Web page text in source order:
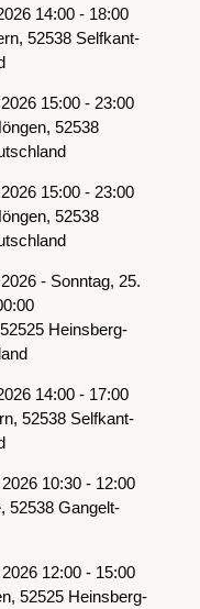
14:00 - 18:00
52538 Selfkant-
15:00 - 23:00
52538
15:00 - 23:00
52538
- Sonntag, 25.
Heinsberg-
14:00 - 17:00
52538 Selfkant-
10:30 - 12:00
52538 Gangelt-
12:00 - 15:00
52525 Heinsberg-